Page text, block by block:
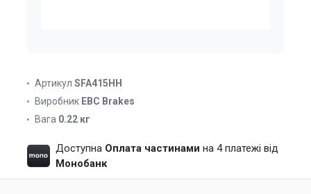
Артикул SFA415HH
Виробник EBC Brakes
Вага 0.22 кг
Доступна Оплата частинами на 4 платежі від
Монобанк